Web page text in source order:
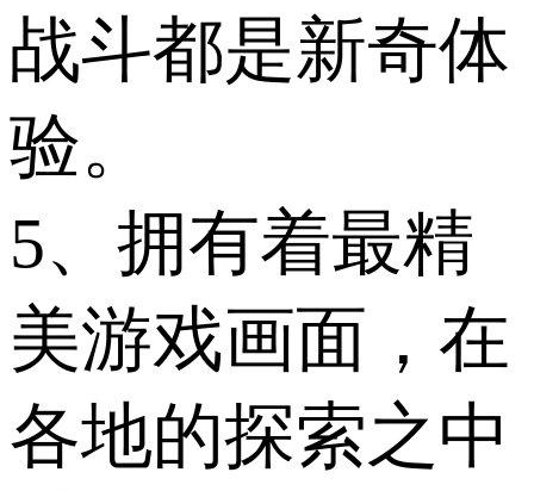
战斗都是新奇体
验。
5、拥有着最精
美游戏画面，在
各地的探索之中